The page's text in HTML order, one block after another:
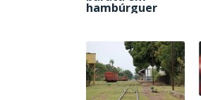
hambúrguer